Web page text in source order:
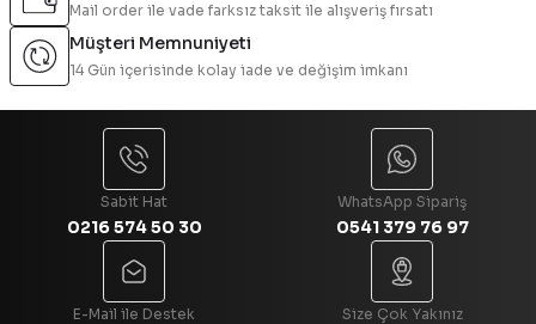
Mail order ile vade farksız taksit ile alışveriş fırsatı
Müşteri Memnuniyeti
14 Gün içerisinde kolay iade ve değişim imkanı
Sabit Hat
0216 574 50 30
WhatsApp Sipariş
0541 379 76 97
E-Mail ile Destek Size Çok Yakınız